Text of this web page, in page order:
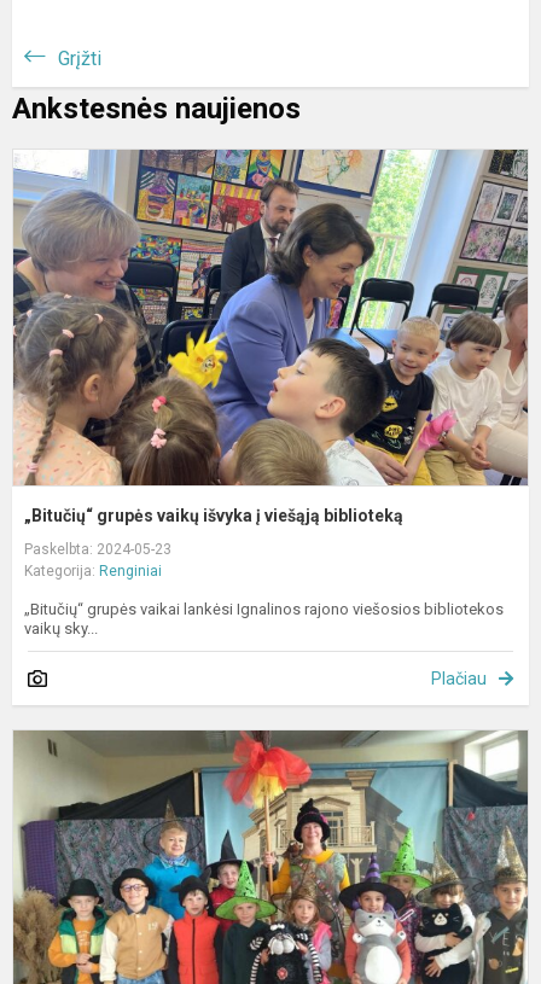
Grįžti
Ankstesnės naujienos
„Bitučių“ grupės vaikų išvyka į viešąją biblioteką
Paskelbta: 2024-05-23
Kategorija: Renginiai
„Bitučių“ grupės vaikai lankėsi Ignalinos rajono viešosios bibliotekos
vaikų sky...
Plačiau